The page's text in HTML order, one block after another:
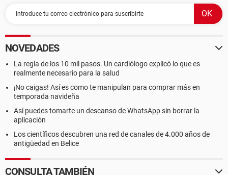
NOVEDADES
La regla de los 10 mil pasos. Un cardiólogo explicó lo que es
realmente necesario para la salud
¡No caigas! Así es como te manipulan para comprar más en
temporada navideña
Así puedes tomarte un descanso de WhatsApp sin borrar la
aplicación
Los científicos descubren una red de canales de 4.000 años de
antigüedad en Belice
CONSULTA TAMBIÉN